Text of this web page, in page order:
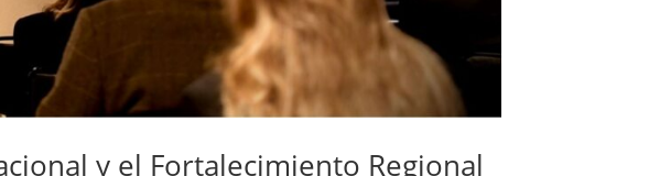
y el Fortalecimiento Regional